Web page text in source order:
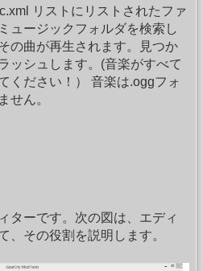
リストにリストされたファ
ュージックフォルダを検索し
の曲が再生されます。見つか
ッシュします。(音楽がすべて
ください！） 音楽は.oggフォ
せん。
ターです。次の図は、エディ
、その役割を説明します。